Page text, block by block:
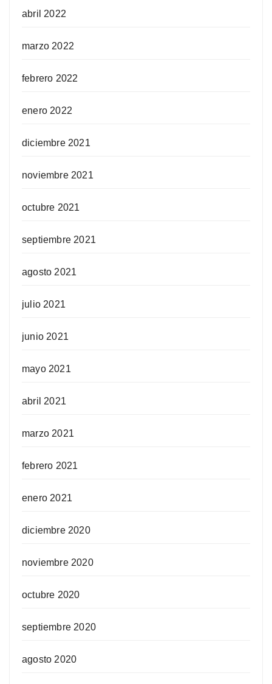
abril 2022
marzo 2022
febrero 2022
enero 2022
diciembre 2021
noviembre 2021
octubre 2021
septiembre 2021
agosto 2021
julio 2021
junio 2021
mayo 2021
abril 2021
marzo 2021
febrero 2021
enero 2021
diciembre 2020
noviembre 2020
octubre 2020
septiembre 2020
agosto 2020